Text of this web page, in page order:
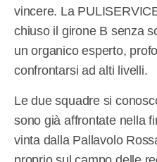
vincere. La
chiuso il girone B senza
un organico esperto,
confrontarsi ad alti livelli.
Le due squadre si
sono già affrontate nella
vinta dalla Pallavolo